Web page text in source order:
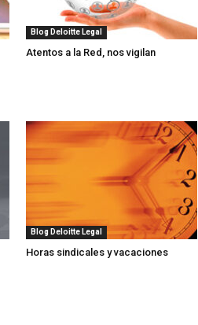
Blog Deloitte Legal
Atentos a la Red, nos vigilan
Blog Deloitte Legal
Horas sindicales y vacaciones